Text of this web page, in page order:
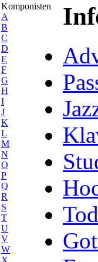
Komponisten
A
B
C
D
E
F
G
H
I
J
K
L
M
N
O
P
Q
R
S
T
U
V
W
X